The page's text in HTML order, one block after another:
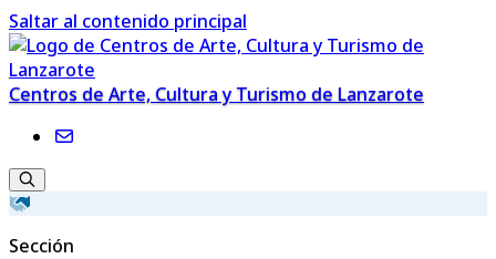
Saltar al contenido principal
Centros de Arte, Cultura y Turismo de Lanzarote
Sección